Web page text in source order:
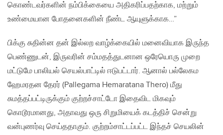
கொண்டவர்களின் நம்பிக்கையை அதிகரிப்பதற்காக, மற்றும்
உண்மையான போதனைகளின் நீண்ட ஆயுளுக்காக…”
பிக்கு சுதின்ன தன் இல்லற வாழ்க்கையில் மனைவியாக இருந்த
பெண்ணுடன், இருவரின் சம்மதத்துடனான ஒரேயொரு முறை
மட்டுமே பாலியல் செயல்பாட்டில் ஈடுபட்டார். ஆனால் பல்லேகம
ஹேமரதன தேரர் (Pallegama Hemaratana Thero) மீது
சுமத்தப்பட்டிருக்கும் குற்றச்சாட்டோ இதைவிட மிகவும்
கொடூரமானது, அதாவது ஒரு சிறுமியைக் கடத்திச் சென்று
வன்புணர்வு செய்ததாகும். குற்றம்சாட்டப்பட்ட இந்தச் செயலின்